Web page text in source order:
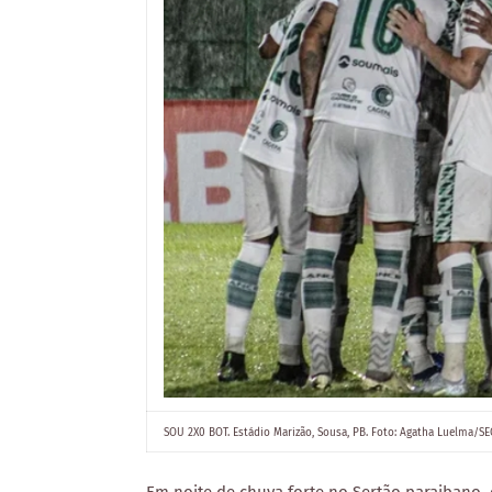
SOU 2X0 BOT. Estádio Marizão, Sousa, PB. Foto: Agatha Luelma/